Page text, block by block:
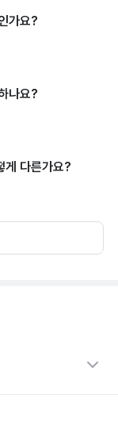
가요?
나요?
게 다른가요?